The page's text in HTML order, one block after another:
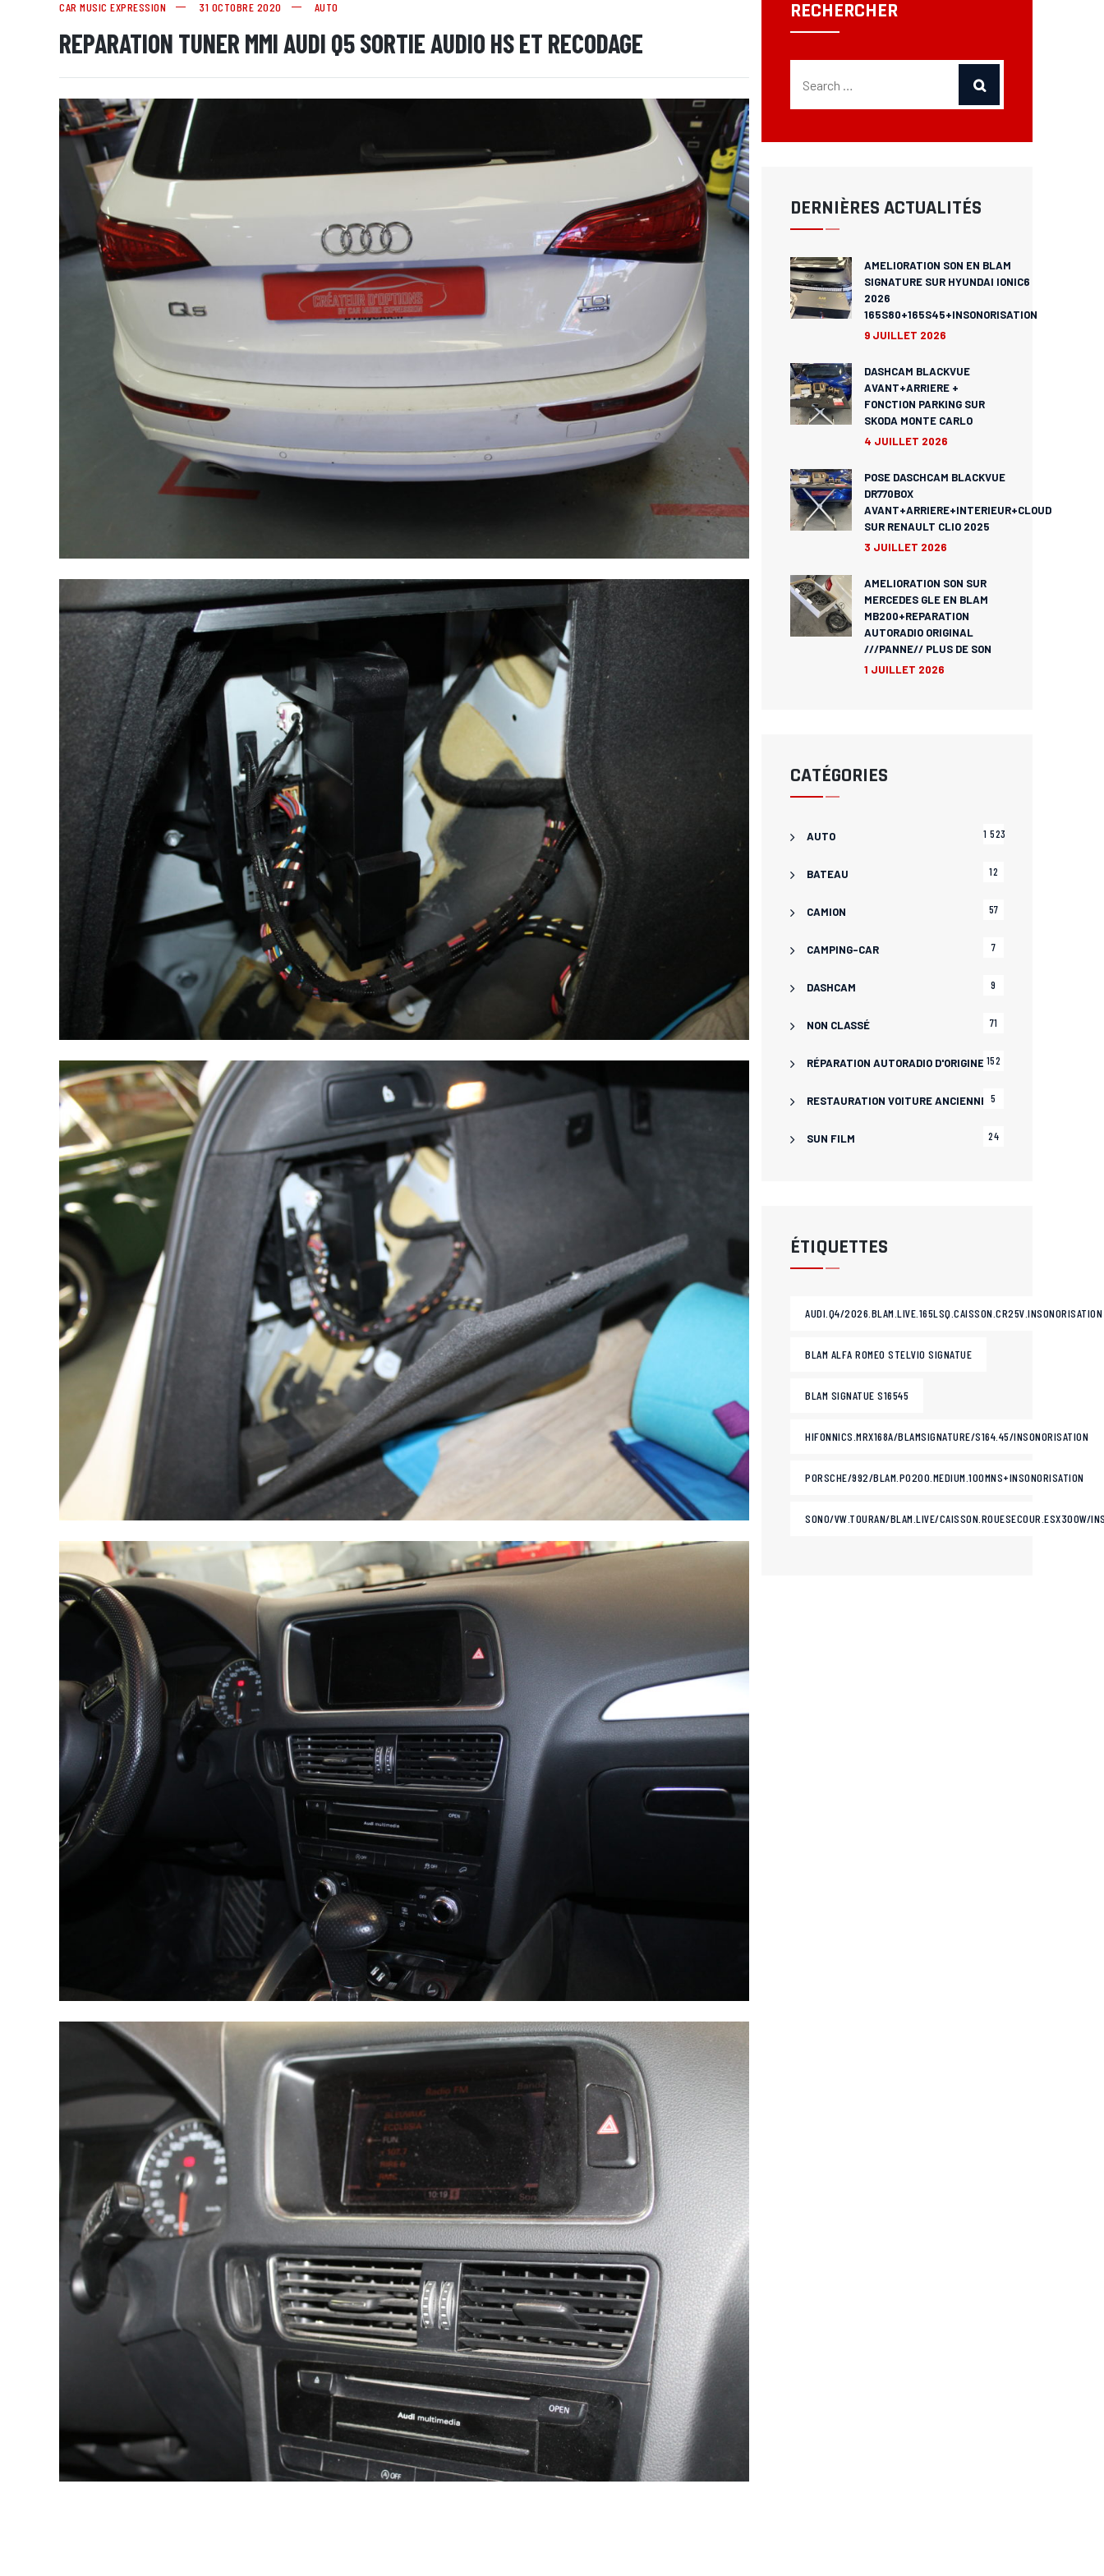
CAR MUSIC EXPRESSION 31 OCTOBRE 2020 AUTO
REPARATION TUNER MMI AUDI Q5 SORTIE AUDIO HS ET RECODAGE
RECHERCHER
DERNIÈRES ACTUALITÉS
AMELIORATION SON EN BLAM
SIGNATURE SUR HYUNDAI IONIC6
2026
165S80+165S45+INSONORISATION
9 JUILLET 2026
DASHCAM BLACKVUE
AVANT+ARRIERE +
FONCTION PARKING SUR
SKODA MONTE CARLO
4 JUILLET 2026
POSE DASCHCAM BLACKVUE
DR770BOX
AVANT+ARRIERE+INTERIEUR+CLOUD
SUR RENAULT CLIO 2025
3 JUILLET 2026
AMELIORATION SON SUR
MERCEDES GLE EN BLAM
MB200+REPARATION
AUTORADIO ORIGINAL
///PANNE// PLUS DE SON
1 JUILLET 2026
CATÉGORIES
AUTO 1 523
BATEAU 12
CAMION 57
CAMPING-CAR 7
DASHCAM 9
NON CLASSÉ 71
RÉPARATION AUTORADIO D'ORIGINE 152
RESTAURATION VOITURE ANCIENNE 5
SUN FILM 24
ÉTIQUETTES
AUDI.Q4/2026.BLAM.LIVE.165LSQ.CAISSON.CR25V.INSONORISATION
BLAM ALFA ROMEO STELVIO SIGNATUE
BLAM SIGNATUE S16545
HIFONNICS.MRX168A/BLAMSIGNATURE/S164.45/INSONORISATION
PORSCHE/992/BLAM.PO200.MEDIUM.100MNS+INSONORISATION
SONO/VW.TOURAN/BLAM.LIVE/CAISSON.ROUESECOUR.ESX300W/